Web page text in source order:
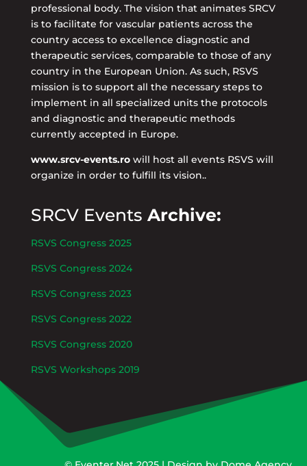
professional body. The vision that animates SRCV
is to facilitate for vascular patients across the
country access to excellence diagnostic and
therapeutic services, comparable to those of any
country in the European Union. As such, RSVS
mission is to support all the necessary steps to
implement in all specialized units the protocols
and diagnostic and therapeutic methods
currently accepted in Europe.
www.srcv-events.rowill host all events RSVS will
organize in order to fulfill its vision..
SRCV Events Archive:
RSVS Congress 2025
RSVS Congress 2024
RSVS Congress 2023
RSVS Congress 2022
RSVS Congress 2020
RSVS Workshops 2019